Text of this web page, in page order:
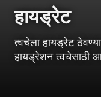
हायड्रेट
त्वचेला हायड्रेट
हायड्रेशन त्वचेसाठी